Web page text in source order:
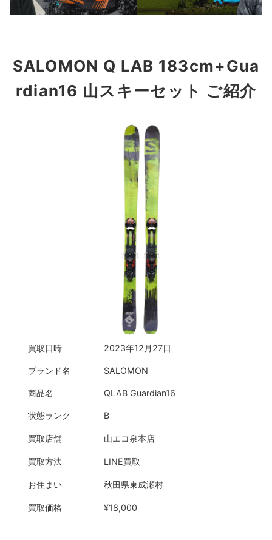
SALOMON Q LAB 183cm+Gua
rdian16 山スキーセット ご紹介
買取日時 2023年12月27日
ブランド名 SALOMON
商品名 QLAB Guardian16
状態ランク B
買取店舗 山エコ泉本店
買取方法 LINE買取
お住まい 秋田県東成瀬村
買取価格 ¥18,000